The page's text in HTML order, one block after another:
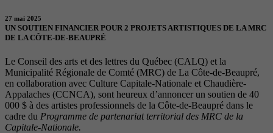
27 mai 2025
UN SOUTIEN FINANCIER POUR 2 PROJETS ARTISTIQUES DE LA MRC
DE LA CÔTE-DE-BEAUPRÉ
Le Conseil des arts et des lettres du Québec (CALQ) et la
Municipalité Régionale de Comté (MRC) de La Côte-de-Beaupré,
en collaboration avec Culture Capitale-Nationale et Chaudière-
Appalaches (CCNCA), sont heureux d’annoncer un soutien de 40
000 $ à des artistes professionnels de la Côte-de-Beaupré dans le
cadre du Programme de partenariat territorial des MRC de la
Capitale-Nationale.